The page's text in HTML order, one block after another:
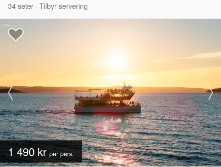
34seter · Tilbyr servering
1 490 krper pers.